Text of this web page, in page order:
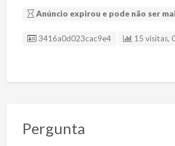
Anúncio expirou e pode não ser
ID Anúncio
3416a0d023cac9e4 15 visitas,
Pergunta